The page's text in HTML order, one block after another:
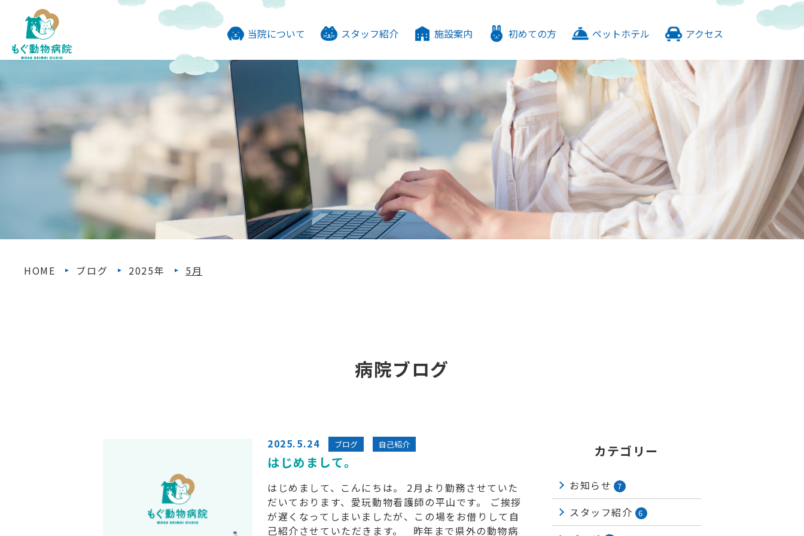
当院について
わんにゃんドックについて
避妊去勢について
スタッフ紹介 施設案内 初めての方 ペットホテル アクセス 予約は
HOME ブログ 2025年 5月
病院ブログ
2025.5.24 ブログ 自己紹介
はじめまして。
はじめまして、こんにちは。 2月より勤務させていた
だいております、愛玩動物看護師の平山です。 ご挨拶
が遅くなってしまいましたが、この場をお借りして自
己紹介させていただきます。 昨年まで県外の動物病
カテゴリー
お知らせ 7
スタッフ紹介 6